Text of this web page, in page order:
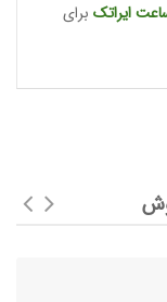
ایراتک برای